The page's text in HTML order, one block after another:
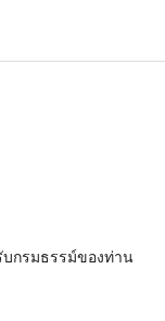
บกรมธรรม์ของท่าน